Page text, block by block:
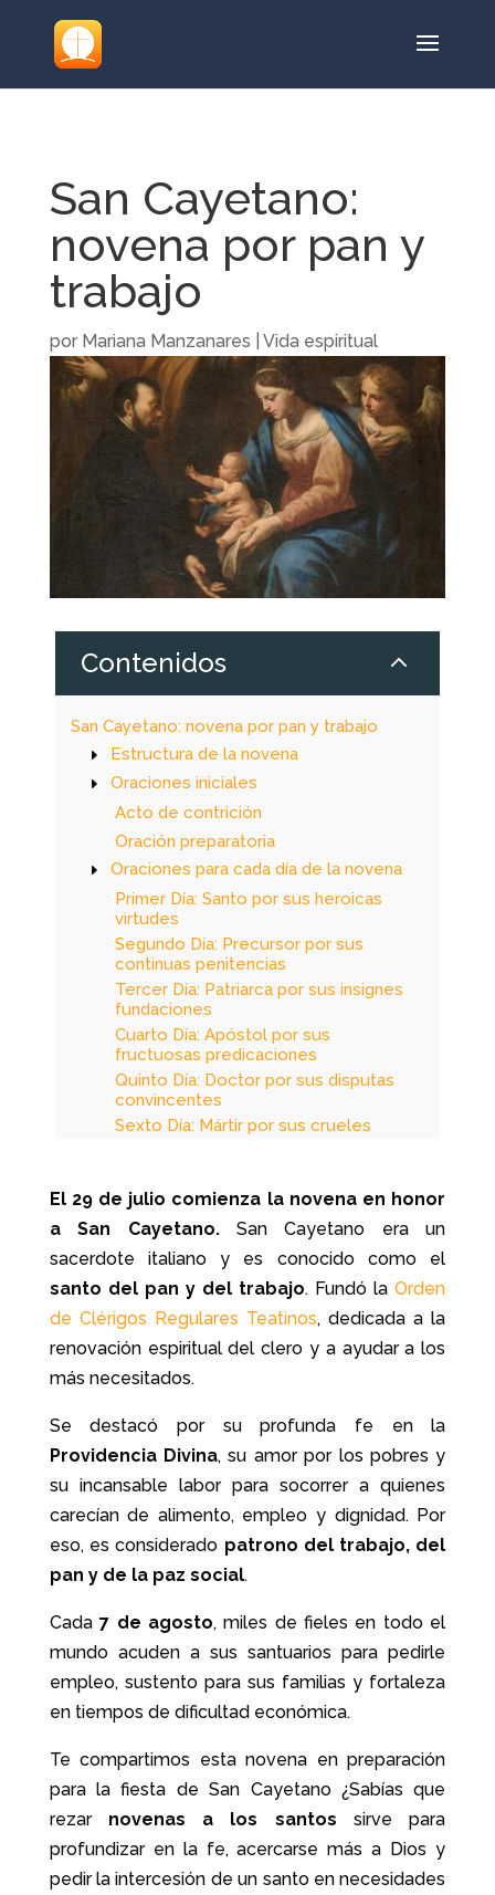
San Cayetano:
novena por pan y
trabajo
por Mariana Manzanares Vida espiritual
Contenidos 2
San Cayetano: novena por pan y trabajo
Estructura de la novena
Oraciones iniciales
Acto de contrición
Oración preparatoria
Oraciones para cada día de la novena
Primer Día: Santo por sus heroicas
virtudes
Segundo Día: Precursor por sus
continuas penitencias
Tercer Día: Patriarca por sus insignes
fundaciones
Cuarto Día: Apóstol por sus
fructuosas predicaciones
Quinto Día: Doctor por sus disputas
convincentes
Sexto Día: Mártir por sus crueles
inefable
Octavo Día: Serafín por su amor
ardentísimo
Noveno Día: Protector especial de
sus devotos
Oraciones finales
Oración a la Santísima Reina
Oración final
El 29 de julio comienza la novena en honor
a San Cayetano. San Cayetano era un
sacerdote italiano y es conocido como el
santo del pan y del trabajo. Fundó laOrden
de Clérigos Regulares Teatinos, dedicada a la
renovación espiritual del clero y a ayudar a los
más necesitados.
Se destacó por su profunda fe en la
Providencia Divina, su amor por los pobres y
su incansable labor para socorrer a quienes
carecían de alimento, empleo y dignidad. Por
eso, es considerado patrono del trabajo, del
pan y de la paz social.
Cada7 de agosto, miles de fieles en todo el
mundo acuden a sus santuarios para pedirle
empleo, sustento para sus familias y fortaleza
en tiempos de dificultad económica.
Te compartimos esta novena en preparación
para la fiesta de San Cayetano ¿Sabías que
rezar novenas a los santos sirve para
profundizar en la fe, acercarse más a Dios y
pedir la intercesión de un santo en necesidades